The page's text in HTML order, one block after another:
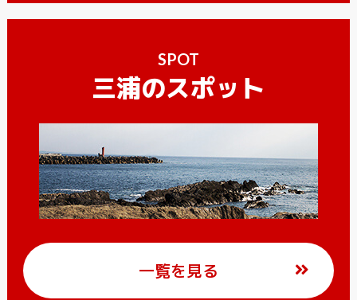
SPOT
三浦のスポット
一覧を見る